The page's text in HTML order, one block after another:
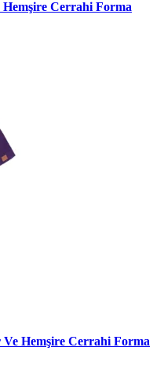
Cerrahi Forma
Hemşire Cerrahi Forma